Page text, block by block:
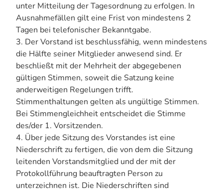
unter Mitteilung der Tagesordnung zu erfolgen. In
Ausnahmefällen gilt eine Frist von mindestens 2
Tagen bei telefonischer Bekanntgabe.
3. Der Vorstand ist beschlussfähig, wenn mindestens
die Hälfte seiner Mitglieder anwesend sind. Er
beschließt mit der Mehrheit der abgegebenen
gültigen Stimmen, soweit die Satzung keine
anderweitigen Regelungen trifft.
Stimmenthaltungen gelten als ungültige Stimmen.
Bei Stimmengleichheit entscheidet die Stimme
des/der 1. Vorsitzenden.
4. Über jede Sitzung des Vorstandes ist eine
Niederschrift zu fertigen, die von dem die Sitzung
leitenden Vorstandsmitglied und der mit der
Protokollführung beauftragten Person zu
unterzeichnen ist. Die Niederschriften sind